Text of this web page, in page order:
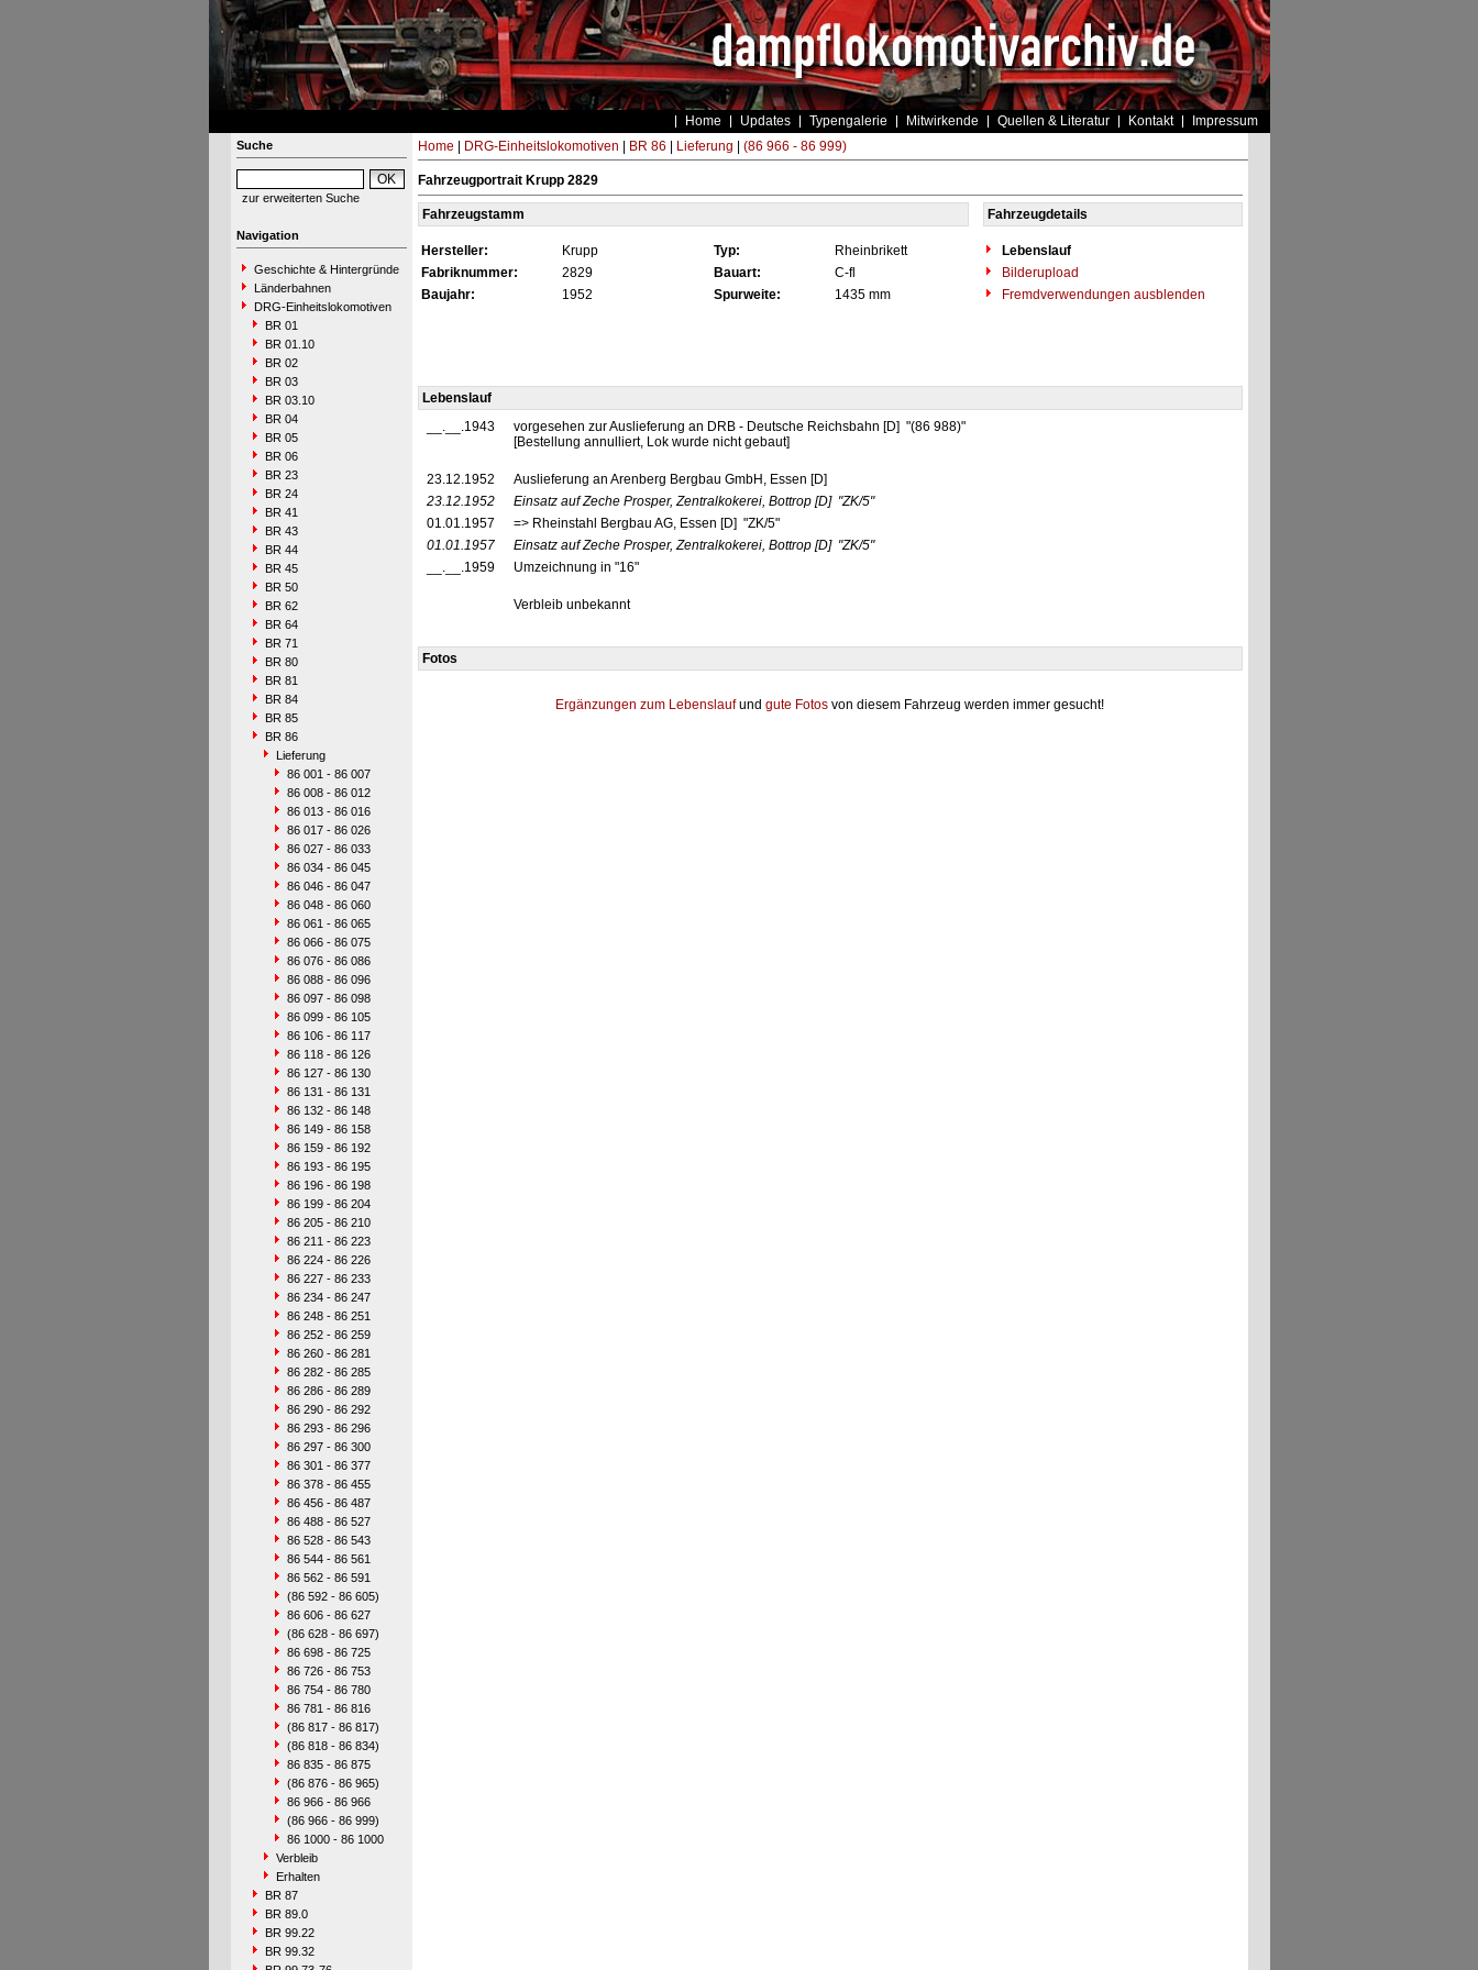
Home Updates Typengalerie Mitwirkende Quellen & Literatur Kontakt Impressum
Suche
zur erweiterten Suche
Navigation
Geschichte & Hintergründe
Länderbahnen
DRG-Einheitslokomotiven
BR 01
BR 01.10
BR 02
BR 03
BR 03.10
BR 04
BR 05
BR 06
BR 23
BR 24
BR 41
BR 43
BR 44
BR 45
BR 50
BR 62
BR 64
BR 71
BR 80
BR 81
BR 84
BR 85
BR 86
Lieferung
86 001 - 86 007
86 008 - 86 012
86 013 - 86 016
86 017 - 86 026
86 027 - 86 033
86 034 - 86 045
86 046 - 86 047
86 048 - 86 060
86 061 - 86 065
86 066 - 86 075
86 076 - 86 086
86 088 - 86 096
86 097 - 86 098
86 099 - 86 105
86 106 - 86 117
86 118 - 86 126
86 127 - 86 130
86 131 - 86 131
86 132 - 86 148
86 149 - 86 158
86 159 - 86 192
86 193 - 86 195
86 196 - 86 198
86 199 - 86 204
86 205 - 86 210
86 211 - 86 223
86 224 - 86 226
86 227 - 86 233
86 234 - 86 247
86 248 - 86 251
86 252 - 86 259
86 260 - 86 281
86 282 - 86 285
86 286 - 86 289
86 290 - 86 292
86 293 - 86 296
86 297 - 86 300
86 301 - 86 377
86 378 - 86 455
86 456 - 86 487
86 488 - 86 527
86 528 - 86 543
86 544 - 86 561
86 562 - 86 591
(86 592 - 86 605)
86 606 - 86 627
(86 628 - 86 697)
86 698 - 86 725
86 726 - 86 753
86 754 - 86 780
86 781 - 86 816
(86 817 - 86 817)
(86 818 - 86 834)
86 835 - 86 875
(86 876 - 86 965)
86 966 - 86 966
(86 966 - 86 999)
86 1000 - 86 1000
Verbleib
Erhalten
BR 87
BR 89.0
BR 99.22
BR 99.32
Home DRG-Einheitslokomotiven BR 86 Lieferung (86 966 - 86 999)
Fahrzeugportrait Krupp 2829
Fahrzeugstamm Fahrzeugdetails
Hersteller: Krupp Typ: Rheinbrikett
Lebenslauf
Fabriknummer:
2829 Bauart: C-fl
Bilderupload
Baujahr:
1952 Spurweite: 1435 mm Fremdverwendungen ausblenden
Lebenslauf
__.__.1943
vorgesehen zur Auslieferung an DRB - Deutsche Reichsbahn [D] "(86 988)"
[Bestellung annulliert, Lok wurde nicht gebaut]
23.12.1952
Auslieferung an Arenberg Bergbau GmbH, Essen [D]
23.12.1952
Einsatz auf Zeche Prosper, Zentralkokerei, Bottrop [D] "ZK/5"
01.01.1957
=> Rheinstahl Bergbau AG, Essen [D] "ZK/5"
01.01.1957
Einsatz auf Zeche Prosper, Zentralkokerei, Bottrop [D] "ZK/5"
__.__.1959
Umzeichnung in "16"
Verbleib unbekannt
Fotos
Ergänzungen zum Lebenslaufund gute Fotos von diesem Fahrzeug werden immer gesucht!